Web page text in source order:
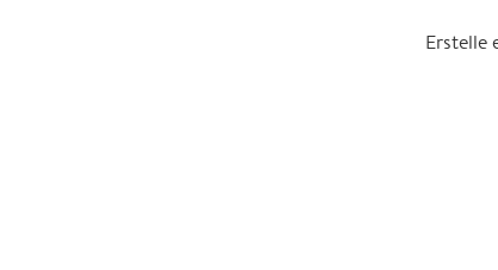
Erstelle